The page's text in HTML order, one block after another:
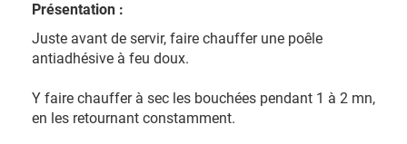
Présentation :
Juste avant de servir, faire chauffer une poêle
antiadhésive à feu doux.
Y faire chauffer à sec les bouchées pendant 1 à 2 mn,
en les retournant constamment.